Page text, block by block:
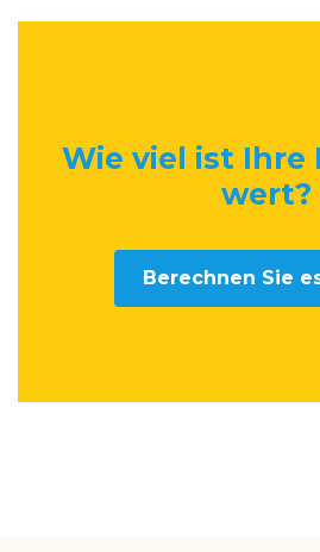
Wie viel ist Ihre
wert?
Berechnen Sie